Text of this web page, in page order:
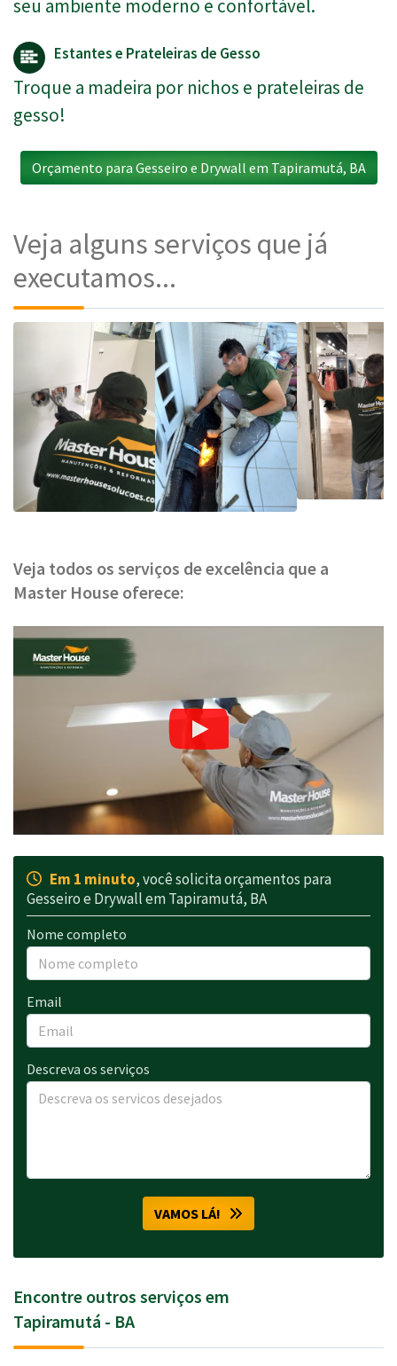
seu ambiente moderno e confortável.
Estantes e Prateleiras de Gesso
Troque a madeira por nichos e prateleiras de
gesso!
Orçamento para Gesseiro e Drywall em Tapiramutá, BA
Veja alguns serviços que já
executamos...
Veja todos os serviços de excelência que a
Master House oferece:
Em 1 minuto, você solicita orçamentos para
Gesseiro e Drywall em Tapiramutá, BA
Nome completo
Email
Descreva os serviços
VAMOS LÁ!
Encontre outros serviços em
Tapiramutá - BA